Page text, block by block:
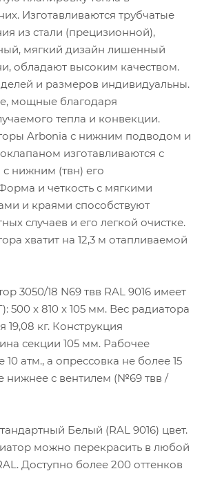
Изготавливаются трубчатые
из стали (прецизионной),
мягкий дизайн лишенный
обладают высоким качеством.
и размеров индивидуальны.
мощные благодаря
тепла и конвекции.
Arbonia с нижним подводом и
изготавливаются с
нижним (твн) его
и четкость с мягкими
и краями способствуют
случаев и его легкой очистке.
хватит на 12,3 м отапливаемой
3050/18 N69 твв RAL 9016 имеет
500 x 810 x 105 мм. Вес радиатора
19,08 кг. Конструкция
секции 105 мм. Рабочее
атм., а опрессовка не более 15
нижнее с вентилем (№69 твв /
Белый (RAL 9016) цвет.
можно перекрасить в любой
Доступно более 200 оттенков